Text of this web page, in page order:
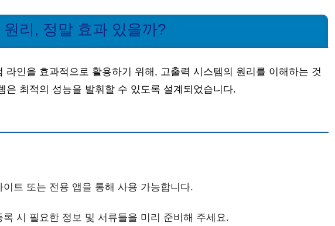
원리, 정말 효과 있을까?
라인을 효과적으로 활용하기 위해, 고출력 시스템의 원리를 이해하는 것
은 최적의 성능을 발휘할 수 있도록 설계되었습니다.
트 또는 전용 앱을 통해 사용 가능합니다.
시 필요한 정보 및 서류들을 미리 준비해 주세요.